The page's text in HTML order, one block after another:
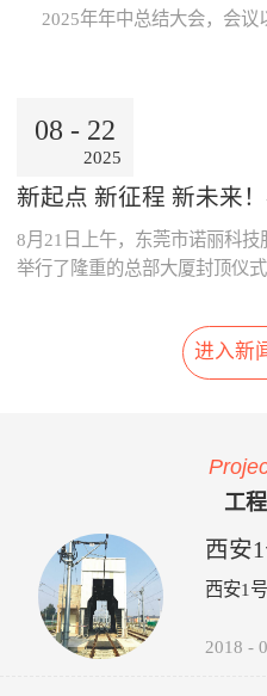
片；· 系统采用了主要部件做
法，根据故障模式进行恢复控
Internet公用网络，也可使用地
4、用户终端· 移动用户终端
· 固定用户终端 系统功能： 当
电动列车在线运行时，系统应
能对受电弓与电网之间由于离
线、硬点产生拉弧的现象、受
电弓中心线偏移量、受电弓弓
的运行参数进行检测。并具有
对检测出的超标数据进行自动
主要功能如下：当电动列车在
线运行时，系统对弓网运行情
况实时监测，对受电弓拉弧、
受电弓弓头异常、羊角变形、
碳滑板磨耗、受电弓硬点冲
击、弓网温度、接触网磨耗、
接触网几何参数进行检测，对
接触网的悬挂部件异常状态进
行智能识别。并具有对检测出
2025年年中总结大会，会
东率先作《诺丽科技2025
计划》报告，从多维度系统
08 - 22
2025
新起点 新征程 新未来
部大厦喜封金顶，开启
8月21日上午，东莞市诺丽科
举行了隆重的总部大厦封顶仪
起，气氛热烈喜庆，董事长朱
了浓郁的传统韵味和欢快氛
进入新
工
西安
西安1
2018 -